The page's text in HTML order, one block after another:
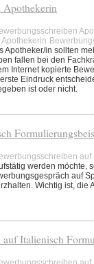
Apothekerin
Apotheker/in sollten
fallen bei den
Internet kopierte
Eindruck
ist oder nicht.
auf
werden möchte,
auf
Wichtig ist, die
auf Italienisch